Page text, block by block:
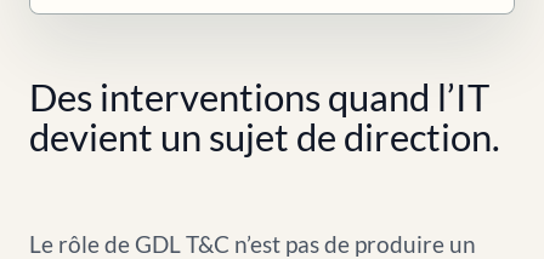
Des interventions quand l’IT
devient un sujet de direction.
Le rôle de GDL T&C n’est pas de produire un